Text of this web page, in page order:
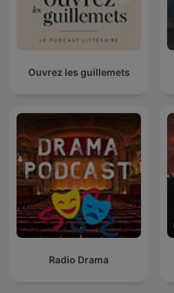
Ouvrez les guillemets
Radio Drama